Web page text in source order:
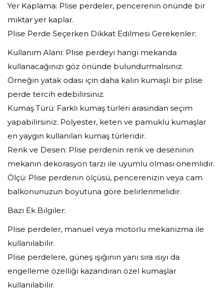
Yer Kaplama: Plise perdeler, pencerenin önünde bir
miktar yer kaplar.
Plise Perde Seçerken Dikkat Edilmesi Gerekenler:
Kullanım Alanı: Plise perdeyi hangi mekanda
kullanacağınızı göz önünde bulundurmalısınız.
Örneğin yatak odası için daha kalın kumaşlı bir plise
perde tercih edebilirsiniz.
Kumaş Türü: Farklı kumaş türleri arasından seçim
yapabilirsiniz. Polyester, keten ve pamuklu kumaşlar
en yaygın kullanılan kumaş türleridir.
Renk ve Desen: Plise perdenin renk ve deseninin
mekanın dekorasyon tarzı ile uyumlu olması önemlidir.
Ölçü: Plise perdenin ölçüsü, pencerenizin veya cam
balkonunuzun boyutuna göre belirlenmelidir.
Bazı Ek Bilgiler:
Plise perdeler, manuel veya motorlu mekanizma ile
kullanılabilir.
Plise perdelere, güneş ışığının yanı sıra ısıyı da
engelleme özelliği kazandıran özel kumaşlar
kullanılabilir.